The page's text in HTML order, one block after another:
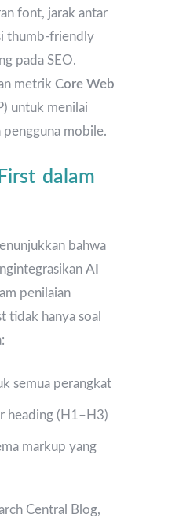
font, jarak antar
thumb-friendly
pada SEO.
metrik Core Web
untuk menilai
pengguna mobile.
dalam
bahwa
AI
penilaian
hanya soal
semua perangkat
heading (H1–H3)
markup yang
Central Blog,